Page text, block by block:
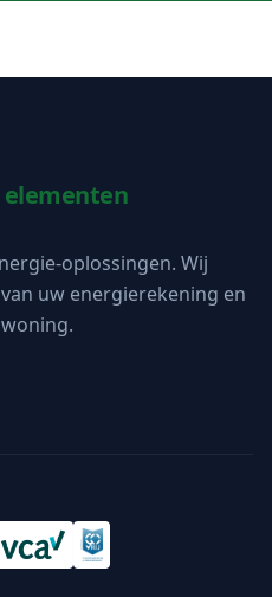
elementen
oplossingen. Wij
uw energierekening en